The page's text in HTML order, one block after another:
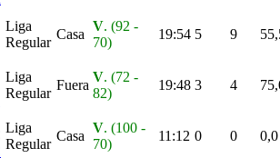
Liga
Regular
Casa
V. (92 -
70)
19:54 5 9
Liga
Regular
Fuera
V. (72 -
82)
19:48 3 4
Liga
Regular
Casa
V. (100 -
70)
11:12 0 0 0,0